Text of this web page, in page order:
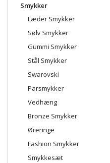
Smykker
Læder Smykker
Sølv Smykker
Gummi Smykker
Stål Smykker
Swarovski
Parsmykker
Vedhæng
Bronze Smykker
Øreringe
Fashion Smykker
Smykkesæt